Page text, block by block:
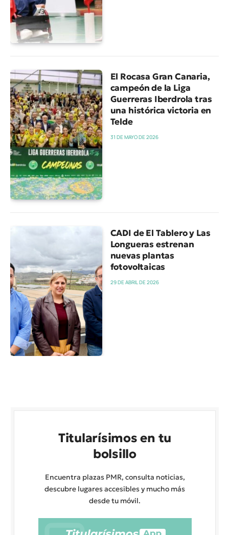
El Rocasa Gran Canaria,
campeón de la Liga
Guerreras Iberdrola tras
una histórica victoria en
Telde
31 DE MAYO DE 2026
CADI de El Tablero y Las
Longueras estrenan
nuevas plantas
fotovoltaicas
29 DE ABRIL DE 2026
Titularísimos en tu
bolsillo
Encuentra plazas PMR, consulta noticias,
descubre lugares accesibles y mucho más
desde tu móvil.